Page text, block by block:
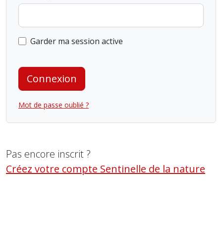
Garder ma session active
Connexion
Mot de passe oublié ?
Pas encore inscrit ?
Créez votre compte Sentinelle de la nature